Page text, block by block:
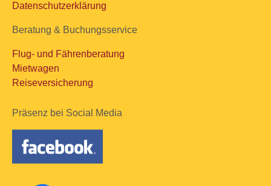
Datenschutzerklärung
Beratung & Buchungsservice
Flug- und Fährenberatung
Mietwagen
Reiseversicherung
Präsenz bei Social Media